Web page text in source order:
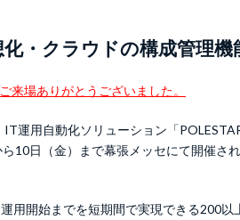
・クラウドの構成管理機
場ありがとうございました。
運用自動化ソリューション「
10日（金）まで幕張メッセにて開催さ
用開始までを短期間で実現できる200以